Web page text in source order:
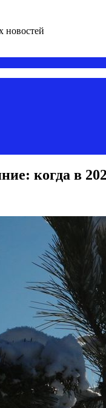
новостей
когда в